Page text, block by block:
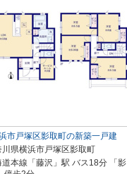
市戸塚区影取町の新築一戸建
川県横浜市戸塚区影取町
道本線「藤沢」駅 バス18分 「影